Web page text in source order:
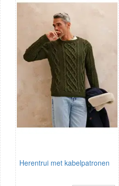
Herentrui met kabelpatronen